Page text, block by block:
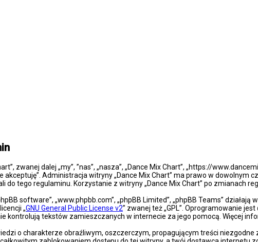
zwanej dalej „my”, ”nas”, „nasza”, „Dance Mix Chart”, „https://
akceptuję”. Administracja witryny „Dance Mix Chart” ma prawo w
do tego regulaminu. Korzystanie z witryny „Dance Mix Chart” po zmianach
software”, „www.phpbb.com”, „phpBB Limited”, „phpBB Teams”
„GNU General Public License v2” zwanej też „GPL”. Oprogramowanie
kontrolują tekstów zamieszczanych w internecie za jego pomocą. Więcej
o charakterze obraźliwym, oszczerczym, propagującym treści